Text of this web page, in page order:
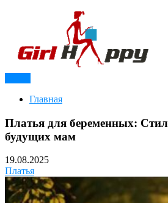
Girl Happy
Главная
Платья для беременных:
будущих мам
19.08.2025
Платья